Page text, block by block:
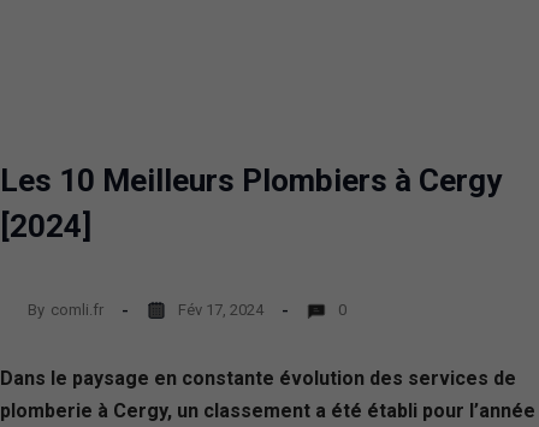
Les 10 Meilleurs Plombiers à Cergy
[2024]
By comli.fr Fév 17, 2024 0
Dans le paysage en constante évolution des services de
plomberie à Cergy, un classement a été établi pour l’année